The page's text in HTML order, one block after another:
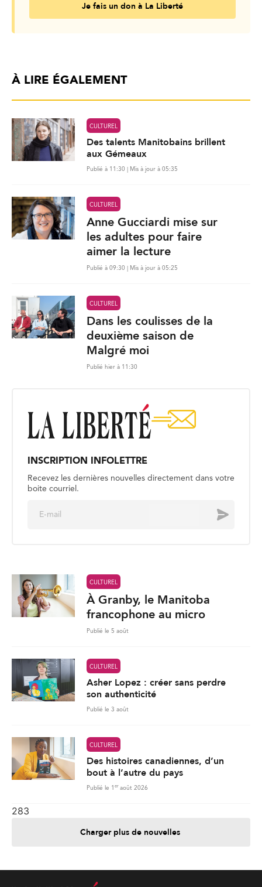
Je fais un don à La Liberté
À LIRE ÉGALEMENT
CULTUREL
Des talents Manitobains brillent
aux Gémeaux
Publié à 11:30 | Mis à jour à 05:35
CULTUREL
Anne Gucciardi mise sur
les adultes pour faire
aimer la lecture
Publié à 09:30 | Mis à jour à 05:25
CULTUREL
Dans les coulisses de la
deuxième saison de
Malgré moi
Publié hier à 11:30
INSCRIPTION INFOLETTRE
Recevez les dernières nouvelles directement dans votre
boite courriel.
Envoyer
CULTUREL
À Granby, le Manitoba
francophone au micro
Publié le 5 août
CULTUREL
Asher Lopez : créer sans perdre
son authenticité
Publié le 3 août
CULTUREL
Des histoires canadiennes, d’un
bout à l’autre du pays
Publié le 1 er août 2026
283
Charger plus de nouvelles